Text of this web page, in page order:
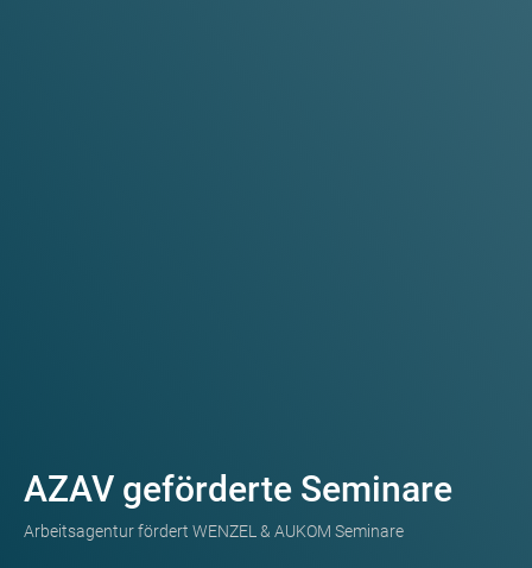
AZAV geförderte Seminare
Arbeitsagentur fördert WENZEL & AUKOM Seminare